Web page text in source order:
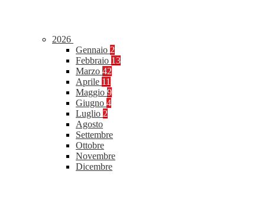
2026
Gennaio 2
Febbraio 13
Marzo 42
Aprile 11
Maggio 9
Giugno 4
Luglio 2
Agosto
Settembre
Ottobre
Novembre
Dicembre